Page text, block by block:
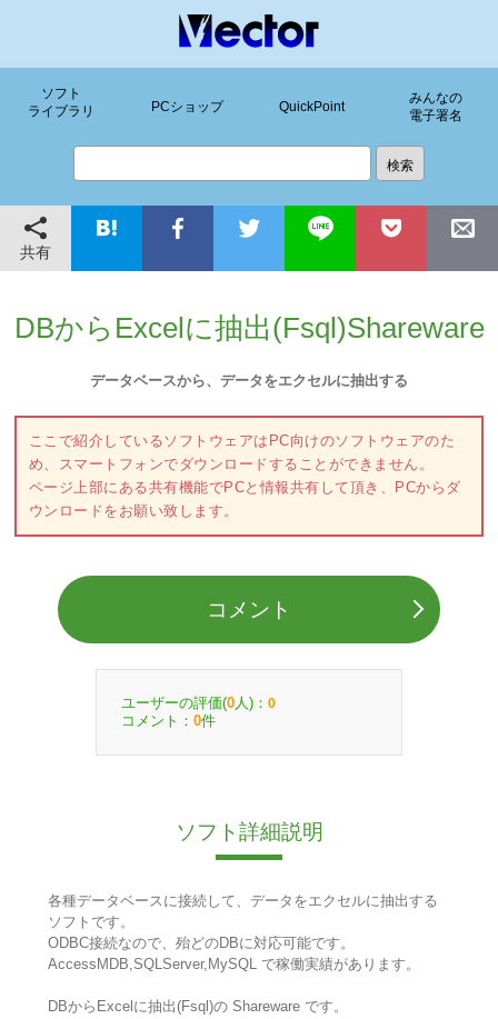
ソフト
ライブラリ
PCショップ QuickPoint
みんなの
電子署名
共有
DBからExcelに抽出(Fsql)Shareware
データベースから、データをエクセルに抽出する
ここで紹介しているソフトウェアはPC向けのソフトウェアのた
め、スマートフォンでダウンロードすることができません。
ページ上部にある共有機能でPCと情報共有して頂き、PCからダ
ウンロードをお願い致します。
コメント
ユーザーの評価(0 人)： 0
コメント： 0件
ソフト詳細説明
各種データベースに接続して、データをエクセルに抽出する
ソフトです。
ODBC接続なので、殆どのDBに対応可能です。
AccessMDB,SQLServer,MySQL で稼働実績があります。
DBからExcelに抽出(Fsql)の Shareware です。